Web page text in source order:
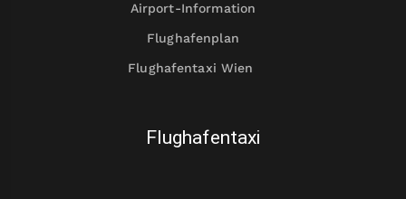
Airport-Information
Flughafenplan
Flughafentaxi Wien
Flughafentaxi